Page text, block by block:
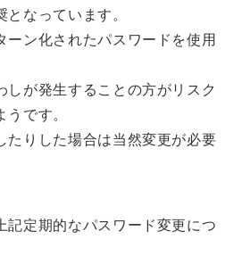
なっています。
ーン化されたパスワードを使用
しが発生することの方がリスク
です。
りした場合は当然変更が必要
記定期的なパスワード変更につ